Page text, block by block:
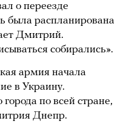
о переезде
была распланирована
Дмитрий.
собирались».
армия начала
в Украину.
по всей стране,
Днепр.